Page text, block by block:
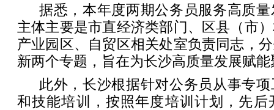
据悉，本年度两期公务员服务高质
主体主要是市直经济类部门、区县（市
产业园区、自贸区相关处室负责同志，
新两个专题，旨在为长沙高质量发展赋
此外，长沙根据针对公务员从事专
和技能培训，按照年度培训计划，先后